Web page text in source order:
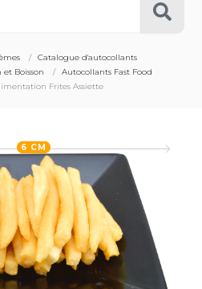
Catalogue d'autocollants
Boisson
Autocollants Fast Food
Frites Assiette
6 CM